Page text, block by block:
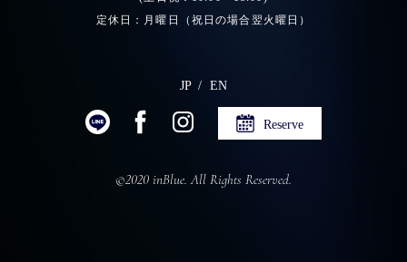
定休日：月曜日（祝日の場合翌火曜日）
JP EN
Reserve
©2020 inBlue. All Rights Reserved.